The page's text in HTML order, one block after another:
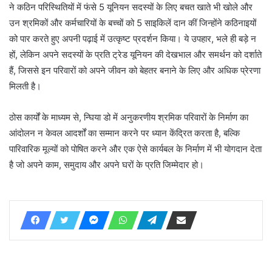
ने कठिन परिस्थितियों में फंसे 5 यूनियन सदस्यों के लिए बचत खाते भी खोले और
उन श्रमिकों और कर्मचारियों के बच्चों को 5 साइकिलें दान कीं जिन्होंने कठिनाइयों
को पार करते हुए अपनी पढ़ाई में उत्कृष्ट प्रदर्शन किया। ये उपहार, भले ही बड़े न
हों, लेकिन अपने सदस्यों के प्रति ट्रेड यूनियन की देखभाल और समर्थन को दर्शाते
हैं, जिससे इन परिवारों को अपने जीवन को बेहतर बनाने के लिए और अधिक प्रेरणा
मिलती है।
ठोस कार्यों के माध्यम से, न्घिया डो में अनुकरणीय श्रमिक परिवारों के निर्माण का
आंदोलन न केवल आदर्शों का सम्मान करने पर ध्यान केंद्रित करता है, बल्कि
पारिवारिक मूल्यों को पोषित करने और एक ऐसे कार्यबल के निर्माण में भी योगदान देता
है जो अपने काम, समुदाय और अपने घरों के प्रति जिम्मेदार हो।